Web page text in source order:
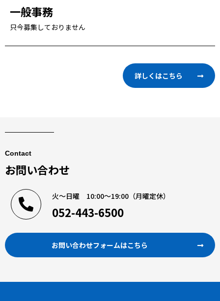
一般事務
只今募集しておりません
詳しくはこちら
Contact
お問い合わせ
火〜日曜 10:00〜19:00（月曜定休）
052-443-6500
お問い合わせフォームはこちら